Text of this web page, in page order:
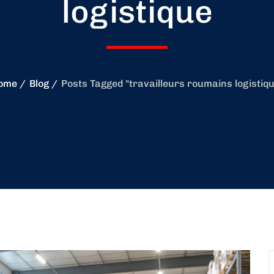
logistique
Blog Posts Tagged "travailleurs roumains